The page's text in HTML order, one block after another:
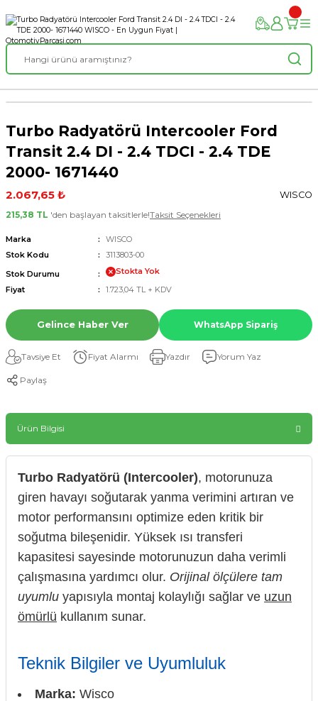
Turbo Radyatörü Intercooler Ford
Transit 2.4 DI - 2.4 TDCI - 2.4 TDE
2000- 1671440
2.067,65 ₺
WISCO
215,38 TL 'den başlayan taksitlerle!Taksit Seçenekleri
Marka
WISCO
Stok Kodu
3113803-00
Stok Durumu
Stokta Yok
Fiyat
1.723,04 TL + KDV
Gelince Haber Ver WhatsApp Sipariş
Tavsiye Et Fiyat Alarmı Yazdır Yorum Yaz
Paylaş
Ürün Bilgisi
Turbo Radyatörü (Intercooler), motorunuza
giren havayı soğutarak yanma verimini artıran ve
motor performansını optimize eden kritik bir
soğutma bileşenidir. Yüksek ısı transferi
kapasitesi sayesinde motorunuzun daha verimli
çalışmasına yardımcı olur. Orijinal ölçülere tam
uyumlu yapısıyla montaj kolaylığı sağlar ve uzun
ömürlü kullanım sunar.
Teknik Bilgiler ve Uyumluluk
Marka: Wisco